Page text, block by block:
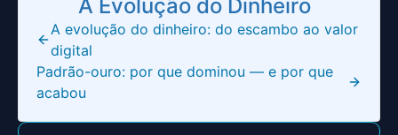
A Evolução do Dinheiro
A evolução do dinheiro: do escambo ao valor
digital
Padrão-ouro: por que dominou — e por que
acabou